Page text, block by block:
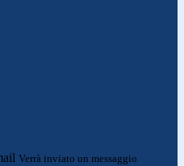
Verrà inviato un messaggio